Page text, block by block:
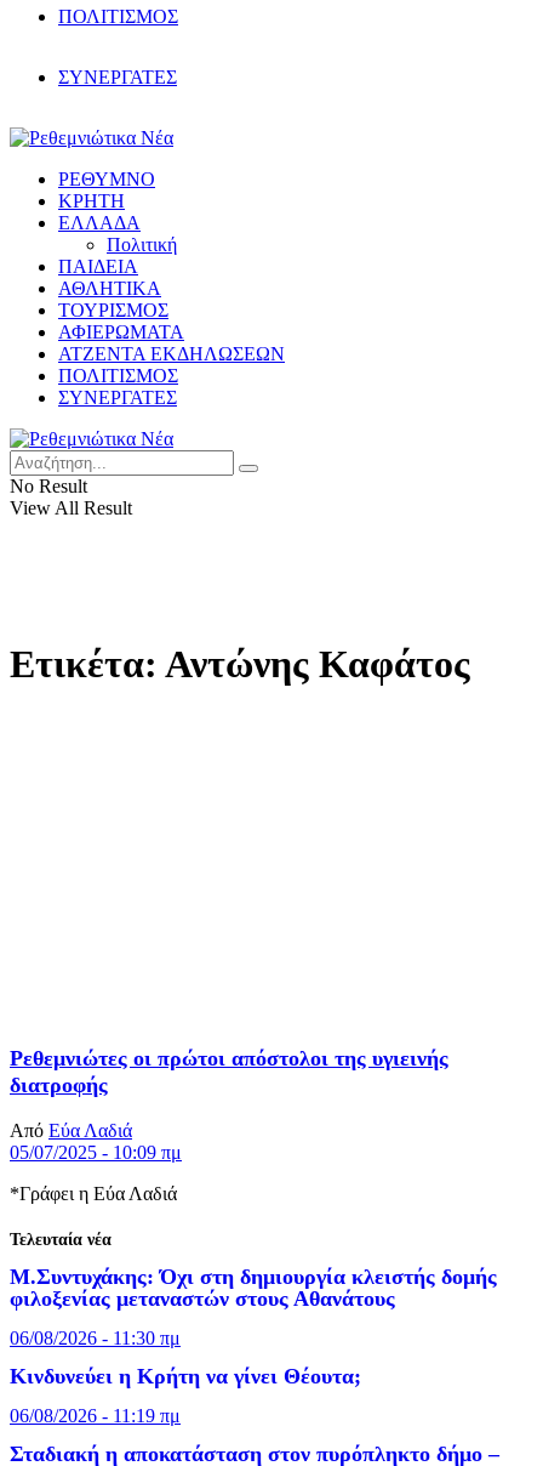
ΠΟΛΙΤΙΣΜΟΣ
ΣΥΝΕΡΓΑΤΕΣ
ΡΕΘΥΜΝΟ
ΚΡΗΤΗ
ΕΛΛΑΔΑ
Πολιτική
ΠΑΙΔΕΙΑ
ΑΘΛΗΤΙΚΑ
ΤΟΥΡΙΣΜΟΣ
ΑΦΙΕΡΩΜΑΤΑ
ΑΤΖΕΝΤΑ ΕΚΔΗΛΩΣΕΩΝ
ΠΟΛΙΤΙΣΜΟΣ
ΣΥΝΕΡΓΑΤΕΣ
No Result
View All Result
Ετικέτα: Αντώνης Καφάτος
Ρεθεμνιώτες οι πρώτοι απόστολοι της υγιεινής
διατροφής
Από Εύα Λαδιά
05/07/2025 - 10:09 πμ
*Γράφει η Εύα Λαδιά
Τελευταία νέα
Μ.Συντυχάκης: Όχι στη δημιουργία κλειστής δομής
φιλοξενίας μεταναστών στους Αθανάτους
06/08/2026 - 11:30 πμ
Κινδυνεύει η Κρήτη να γίνει Θέουτα;
06/08/2026 - 11:19 πμ
Σταδιακή η αποκατάσταση στον πυρόπληκτο δήμο –